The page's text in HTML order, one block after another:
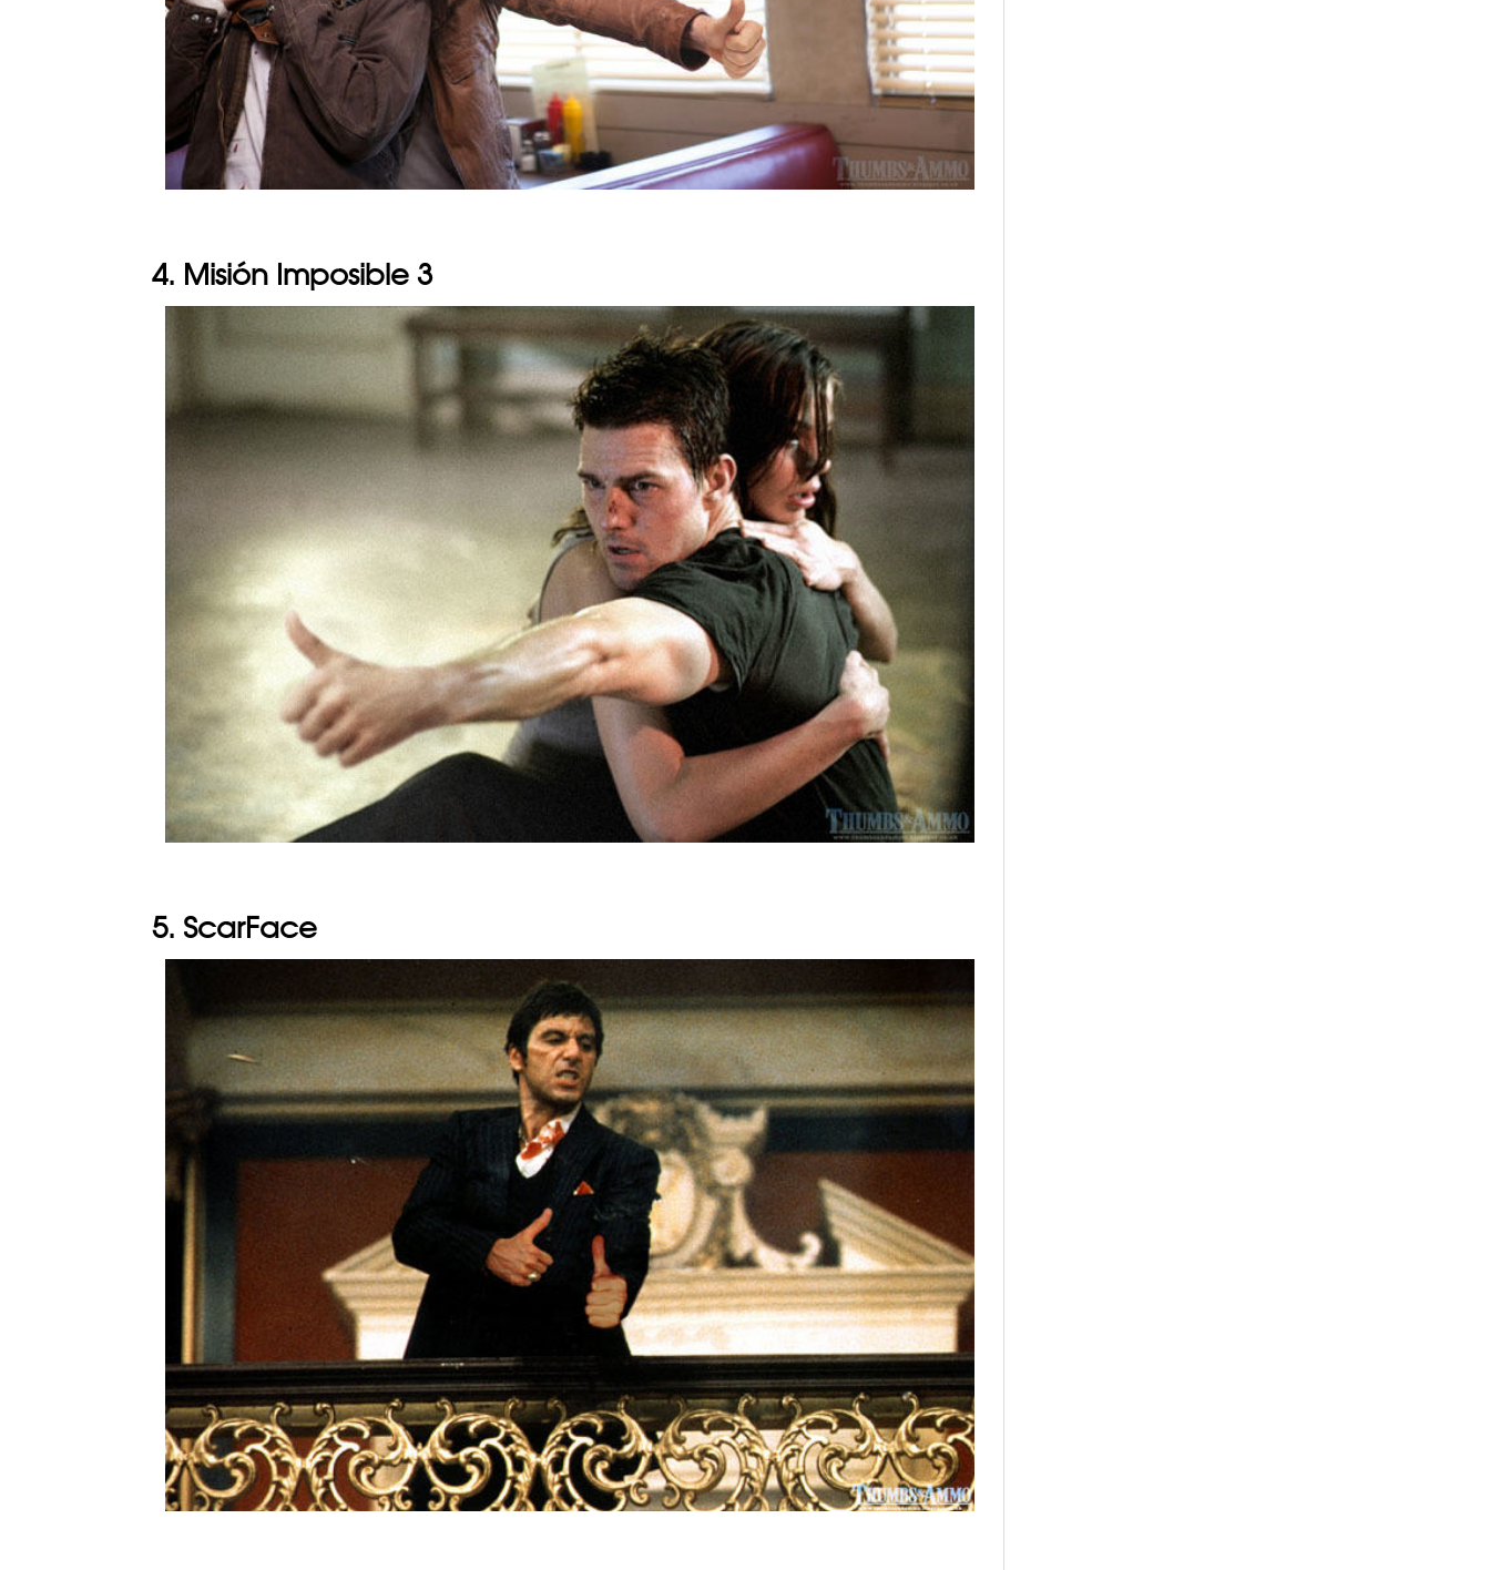
4. Misión Imposible 3
5. ScarFace